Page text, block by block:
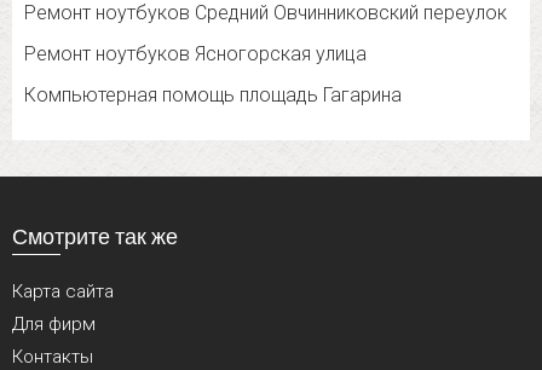
Ремонт ноутбуков Средний Овчинниковский переулок
Ремонт ноутбуков Ясногорская улица
Компьютерная помощь площадь Гагарина
Смотрите так же
Карта сайта
Для фирм
Контакты